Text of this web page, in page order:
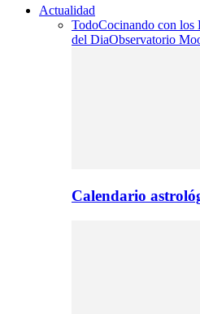
Actualidad
TodoCocinando con los
del DiaObservatorio
Calendario